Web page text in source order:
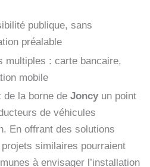
publique, sans
préalable
multiples : carte bancaire,
mobile
la borne de Joncy un point
de véhicules
En offrant des solutions
similaires pourraient
à envisager l’installation